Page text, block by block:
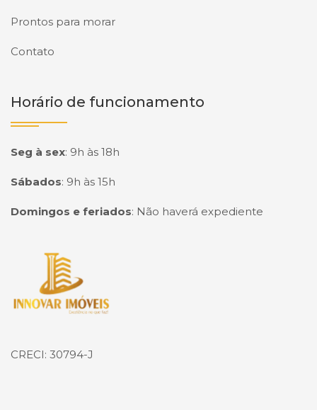
Prontos para morar
Contato
Horário de funcionamento
Seg à sex: 9h às 18h
Sábados: 9h às 15h
Domingos e feriados: Não haverá expediente
Página inicial
CRECI: 30794-J